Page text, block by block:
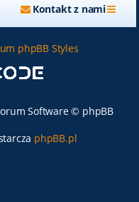
Kontakt z nami
phpBB Styles
Software © phpBB
phpBB.pl